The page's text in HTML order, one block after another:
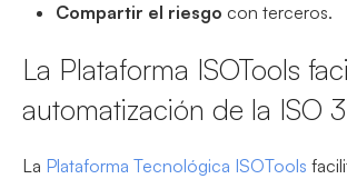
Compartir el riesgo con terceros.
La Plataforma ISOTools
automatización de la ISO
La Plataforma Tecnológica ISOTools